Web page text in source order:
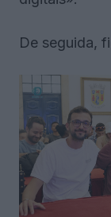
De seguida,